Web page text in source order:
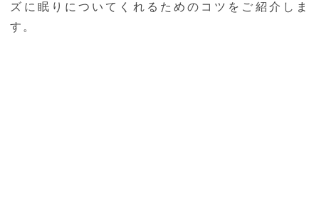
ズに眠りについてくれるためのコツをご紹介しま
す。